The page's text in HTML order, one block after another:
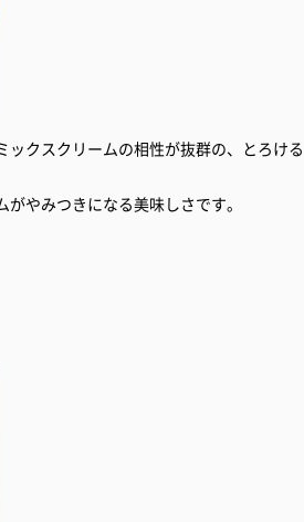
クスクリームの相性が抜群の、とろける
やみつきになる美味しさです。